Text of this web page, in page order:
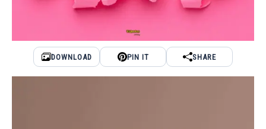
DOWNLOAD PIN IT SHARE